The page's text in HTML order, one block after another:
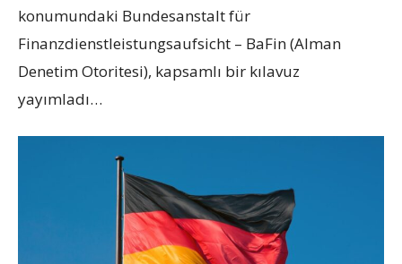
konumundaki Bundesanstalt für
Finanzdienstleistungsaufsicht – BaFin (Alman
Denetim Otoritesi), kapsamlı bir kılavuz
yayımladı…